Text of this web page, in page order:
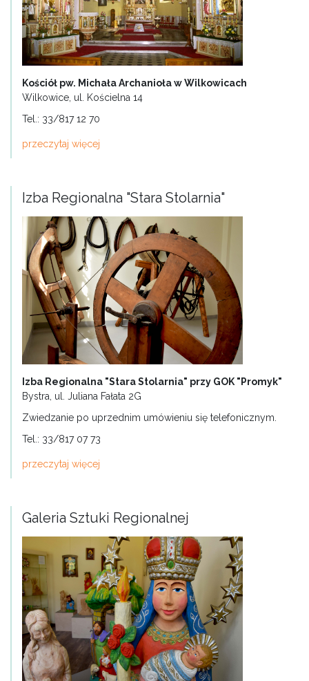
Kościół pw. Michała Archanioła w Wilkowicach
Wilkowice, ul. Kościelna 14
Tel.: 33/817 12 70
przeczytaj więcej
Izba Regionalna "Stara Stolarnia"
Izba Regionalna "Stara Stolarnia" przy GOK "Promyk"
Bystra, ul. Juliana Fałata 2G
Zwiedzanie po uprzednim umówieniu się telefonicznym.
Tel.: 33/817 07 73
przeczytaj więcej
Galeria Sztuki Regionalnej